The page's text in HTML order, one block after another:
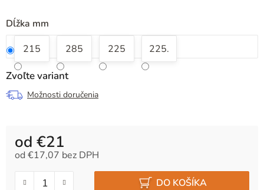
Dĺžka mm
215
285 225 225.
Zvoľte variant
Možnosti doručenia
od €21
od €17,07 bez DPH
DO KOŠÍKA